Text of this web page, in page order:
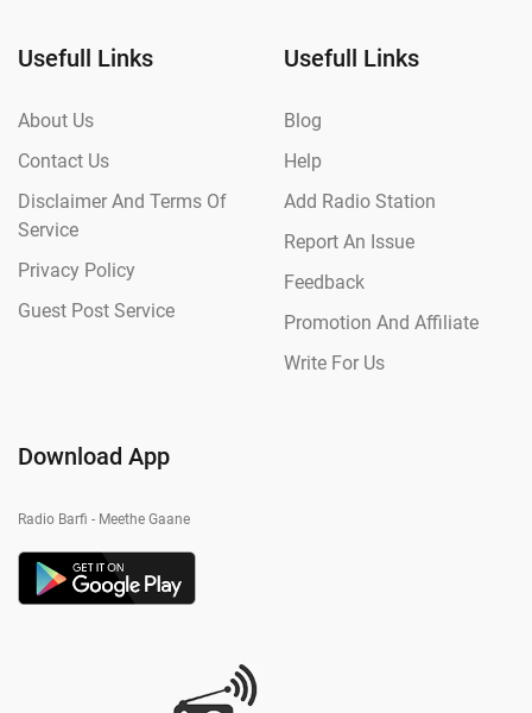
Usefull Links
About Us
Contact Us
Disclaimer And Terms Of
Service
Privacy Policy
Guest Post Service
Usefull Links
Blog
Help
Add Radio Station
Report An Issue
Feedback
Promotion And Affiliate
Write For Us
Download App
Radio Barfi - Meethe Gaane